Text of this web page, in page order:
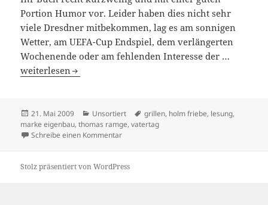
Portion Humor vor. Leider haben dies nicht sehr
viele Dresdner mitbekommen, lag es am sonnigen
Wetter, am UEFA-Cup Endspiel, dem verlängerten
Wochenende oder am fehlenden Interesse der …
21/05/2009
weiterlesen
Veröffentlicht
am
21. Mai 2009 Kategorien
Unsortiert Schlagwörter
grillen, holm friebe, lesung,
marke eigenbau,thomas ramge,vatertag
Schreibe einen Kommentarzu 21/05/2009
Stolz präsentiert von WordPress